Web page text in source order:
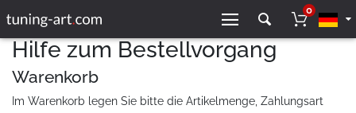
0
Hilfe zum Bestellvorgang
Warenkorb
Im Warenkorb legen Sie bitte die Artikelmenge, Zahlungsart